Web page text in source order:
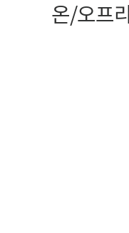
온/오프